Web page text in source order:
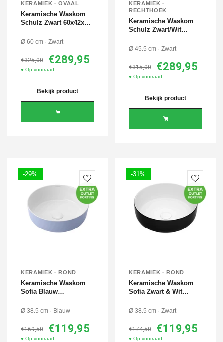
KERAMIEK · OVAAL
Keramische Waskom
Schulz Zwart 60x42x14
cm
Ø 60 cm · Zwart
€325,00 €289,95
● Op voorraad
Bekijk product
KERAMIEK ·
RECHTHOEK
Keramische Waskom
Schulz Zwart/Wit
45,5x32x13,5 cm
Ø 45.5 cm · Zwart
€315,00 €289,95
● Op voorraad
Bekijk product
-29%
KERAMIEK · ROND
Keramische Waskom
Sofia Blauw
38,5x38,5x14 cm
Ø 38.5 cm · Blauw
€169,50 €119,95
● Op voorraad
-31%
KERAMIEK · ROND
Keramische Waskom
Sofia Zwart & Wit
38,5x38,5x14 cm
Ø 38.5 cm · Zwart
€174,50 €119,95
● Op voorraad